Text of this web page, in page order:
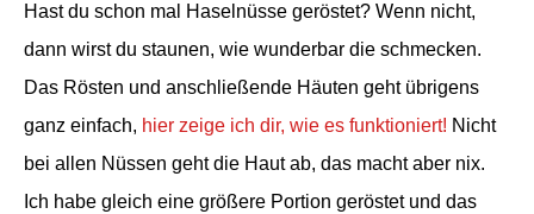
Hast du schon mal Haselnüsse geröstet? Wenn nicht,
dann wirst du staunen, wie wunderbar die schmecken.
Das Rösten und anschließende Häuten geht übrigens
ganz einfach, hier zeige ich dir, wie es funktioniert! Nicht
bei allen Nüssen geht die Haut ab, das macht aber nix.
Ich habe gleich eine größere Portion geröstet und das